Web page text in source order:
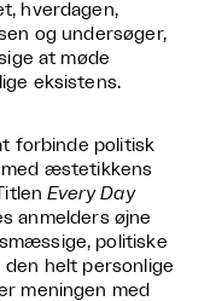
hverdagen,
og undersøger,
at møde
eksistens.
forbinde politisk
æstetikkens
Every Day
anmelders øjne
politiske
helt personlige
meningen med